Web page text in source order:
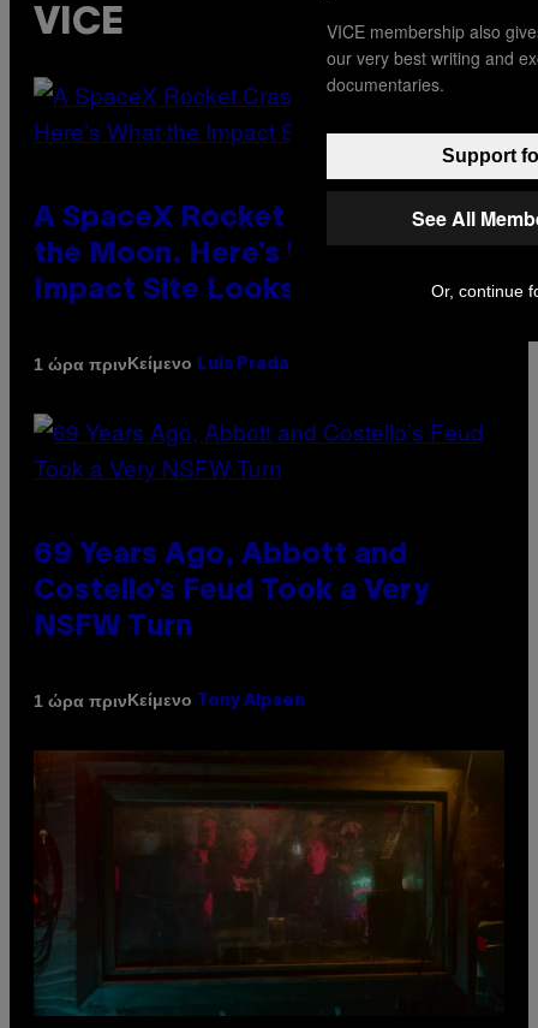
VICE
A SpaceX Rocket Crashed Into
the Moon. Here’s What the
Impact Site Looks Like Now.
1 ώρα πρινΚείμενο Luis Prada
69 Years Ago, Abbott and
Costello’s Feud Took a Very
NSFW Turn
1 ώρα πρινΚείμενο Tony Alpsen
VICE membership also
our very best writing and
documentaries.
Support
See All
Or, continue